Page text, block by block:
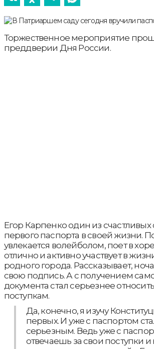
Торжественное мероприятие
преддверии Дня России.
Егор Карпенко один из счастливых
первого паспорта в своей жизни.
увлекается волейболом, поет в
отлично и активно участвует в
родного города. Рассказывает,
свою подпись. А с получением
документа стал серьезнее
поступкам.
Да, конечно, я изучу
первых. И уже с паспортом
серьезным. Ведь уже с
отвечаешь за свои поступки и